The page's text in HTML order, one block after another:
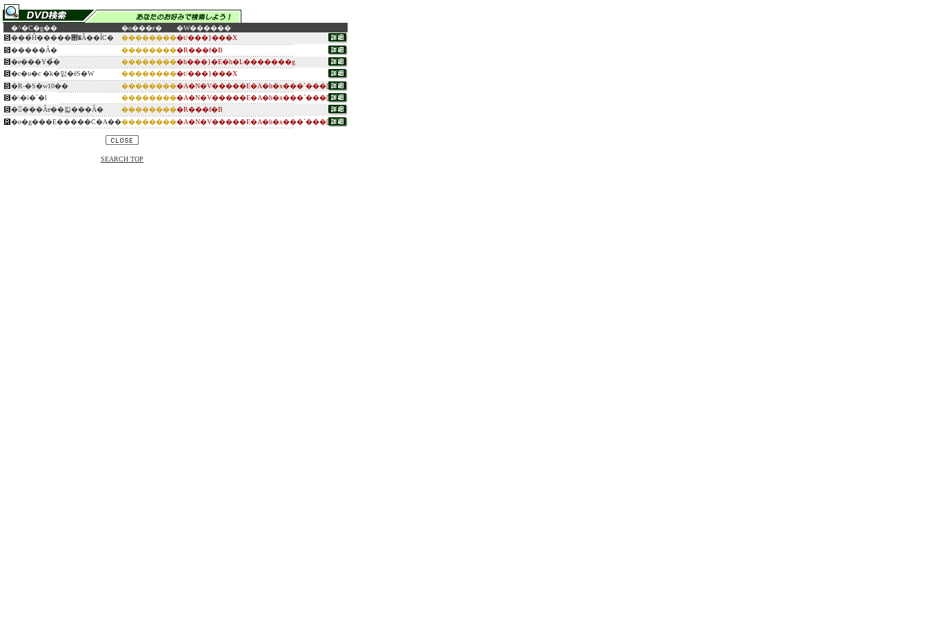
�^�C�g�� �o���ғ�
�W������
���̉Ĥ�����΂�Â��ȊC�
���������t/���}���X
�����Ȃ�
���������R���f�B
�e���Y�̉�
���������h���}�E�h�L�������g
�c�u�c �k�앐�ēS�W
���������t/���}���X
�R-�S�w10��
���������A�N�V�����E�A�h�x���`���[
�\�i�`�l
���������A�N�V�����E�A�h�x���`���[
�󂪂���Ȃɐ��킯���Ȃ�
���������R���f�B
�o�g���E�����C�A�����������A�N�V�����E�A�h�x���`���[
SEARCH TOP